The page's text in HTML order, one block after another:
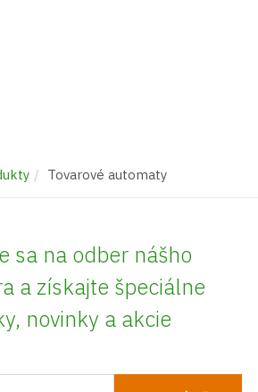
Tovarové automaty
sa na odber nášho
a získajte špeciálne
novinky a akcie